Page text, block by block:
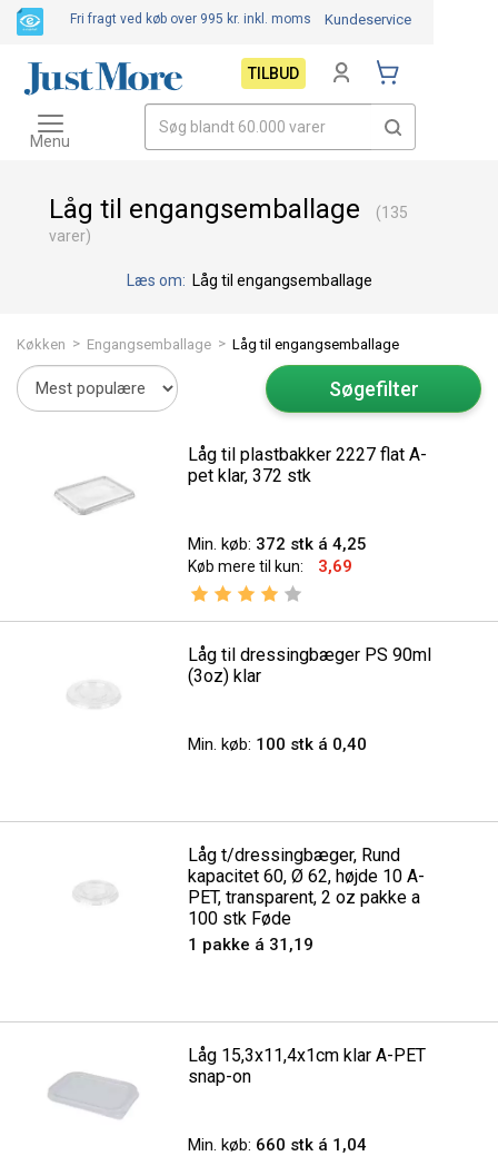
Låg til engangsemballage (135
varer)
Læs om: Låg til engangsemballage
Køkken > Engangsemballage > Låg til engangsemballage
Søgefilter
Låg til plastbakker 2227 flat A-
pet klar, 372 stk
Min. køb: 372 stk á 4,25
Køb mere til kun: 3,69
Vurdering:
Låg til dressingbæger PS 90ml
(3oz) klar
Min. køb: 100 stk á 0,40
Låg t/dressingbæger, Rund
kapacitet 60, Ø 62, højde 10 A-
PET, transparent, 2 oz pakke a
100 stk Føde
1 pakke á 31,19
Låg 15,3x11,4x1cm klar A-PET
snap-on
Min. køb: 660 stk á 1,04
Fri fragt ved køb over 995 kr. inkl. moms Kundeservice
TILBUD
Toggle
navigation
Menu